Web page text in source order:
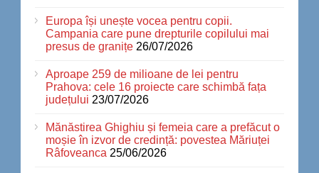
Europa își unește vocea pentru copii.
Campania care pune drepturile copilului mai
presus de granițe 26/07/2026
Aproape 259 de milioane de lei pentru
Prahova: cele 16 proiecte care schimbă fața
județului 23/07/2026
Mănăstirea Ghighiu și femeia care a prefăcut o
moșie în izvor de credință: povestea Măriuței
Râfoveanca 25/06/2026